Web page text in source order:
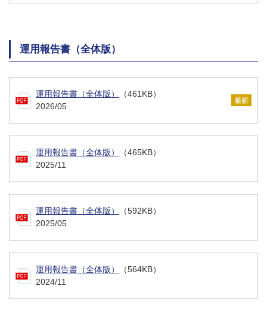
運用報告書（全体版）
運用報告書（全体版）
（461KB）
2026/05
運用報告書（全体版）
（465KB）
2025/11
運用報告書（全体版）
（592KB）
2025/05
運用報告書（全体版）
（564KB）
2024/11